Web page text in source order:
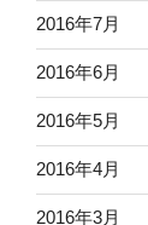
2016年7月
2016年6月
2016年5月
2016年4月
2016年3月